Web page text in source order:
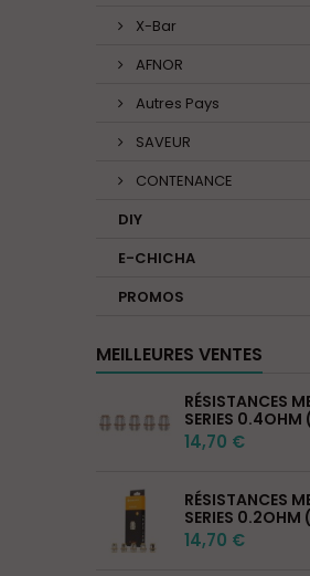
X-Bar
AFNOR
Autres Pays
SAVEUR
CONTENANCE
DIY
E-CHICHA
PROMOS
MEILLEURES VENTES
RÉSISTANCES
SERIES 0.4OHM
14,70 €
RÉSISTANCES
SERIES 0.2OHM
14,70 €